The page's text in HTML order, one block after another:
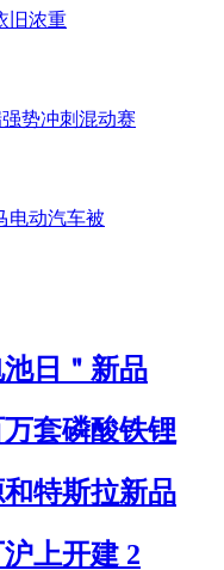
旧浓重
势冲刺混动赛
电动汽车被
日＂新品
套磷酸铁锂
特斯拉新品
上开建 2